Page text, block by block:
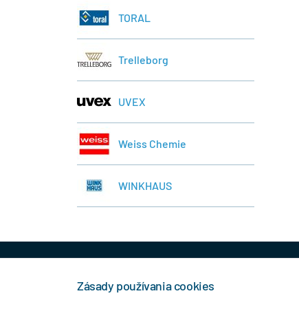
TORAL
Trelleborg
UVEX
Weiss Chemie
WINKHAUS
Zásady používania cookies